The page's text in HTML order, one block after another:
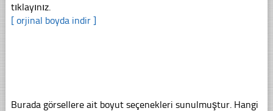
tıklayınız.
[ orjinal boyda indir ]
Burada görsellere ait boyut seçenekleri sunulmuştur. Hangi